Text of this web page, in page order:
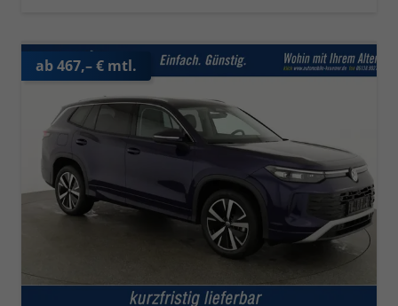
ab 467,– € mtl.